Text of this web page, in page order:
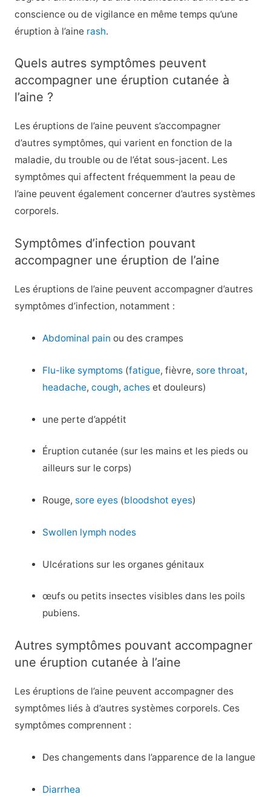
conscience ou de vigilance en même temps qu’une
éruption à l’aine rash.
Quels autres symptômes peuvent
accompagner une éruption cutanée à
l’aine ?
Les éruptions de l’aine peuvent s’accompagner
d’autres symptômes, qui varient en fonction de la
maladie, du trouble ou de l’état sous-jacent. Les
symptômes qui affectent fréquemment la peau de
l’aine peuvent également concerner d’autres systèmes
corporels.
Symptômes d’infection pouvant
accompagner une éruption de l’aine
Les éruptions de l’aine peuvent accompagner d’autres
symptômes d’infection, notamment :
Abdominal pain ou des crampes
Flu-like symptoms (fatigue, fièvre, sore throat,
headache,cough,aches et douleurs)
une perte d’appétit
Éruption cutanée (sur les mains et les pieds ou
ailleurs sur le corps)
Rouge, sore eyes (bloodshot eyes)
Swollen lymph nodes
Ulcérations sur les organes génitaux
œufs ou petits insectes visibles dans les poils
pubiens.
Autres symptômes pouvant accompagner
une éruption cutanée à l’aine
Les éruptions de l’aine peuvent accompagner des
symptômes liés à d’autres systèmes corporels. Ces
symptômes comprennent :
Des changements dans l’apparence de la langue
Diarrhea